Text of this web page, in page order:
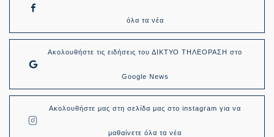
όλα τα νέα
Ακολουθήστε τις ειδήσεις του ΔΙΚΤΥΟ ΤΗΛΕΟΡΑΣΗ στο
Google News
Ακολουθήστε μας στη σελίδα μας στο instagram για να
μαθαίνετε όλα τα νέα